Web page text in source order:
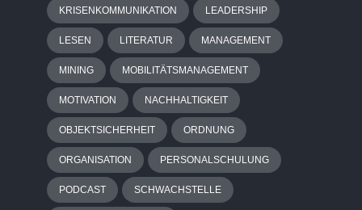
KRISENKOMMUNIKATION LEADERSHIP
LESEN LITERATUR MANAGEMENT
MINING MOBILITÄTSMANAGEMENT
MOTIVATION NACHHALTIGKEIT
OBJEKTSICHERHEIT ORDNUNG
ORGANISATION PERSONALSCHULUNG
PODCAST SCHWACHSTELLE